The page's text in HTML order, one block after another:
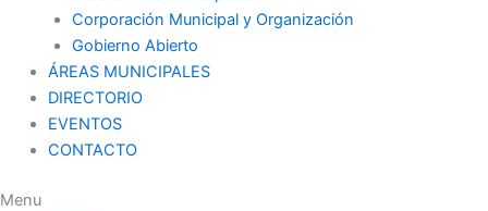
Corporación Municipal y Organización
Gobierno Abierto
ÁREAS MUNICIPALES
DIRECTORIO
EVENTOS
CONTACTO
Menu